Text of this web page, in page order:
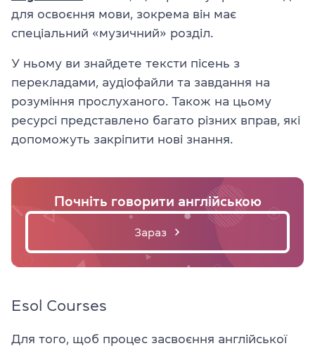
для освоєння мови, зокрема він має
спеціальний «музичний» розділ.
У ньому ви знайдете тексти пісень з
перекладами, аудіофайли та завдання на
розуміння прослуханого. Також на цьому
ресурсі представлено багато різних вправ, які
допоможуть закріпити нові знання.
Почніть говорити англійською
Зараз
Esol Courses
Для того, щоб процес засвоєння англійської